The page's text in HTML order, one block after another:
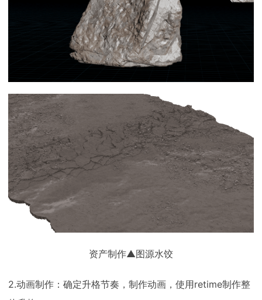
资产制作▲图源水饺
2.动画制作：确定升格节奏，制作动画，使用retime制作整